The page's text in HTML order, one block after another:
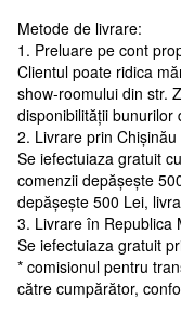
Metode de livrare:
1. Preluare pe cont
Clientul poate ridica
show-roomului din str.
disponibilității
2. Livrare prin Chișinău
Se iefectuiaza gratuit
comenzii depășește
depășește 500 Lei,
3. Livrare în Republica
Se iefectuiaza gratuit
* comisionul pentru
către cumpărător,